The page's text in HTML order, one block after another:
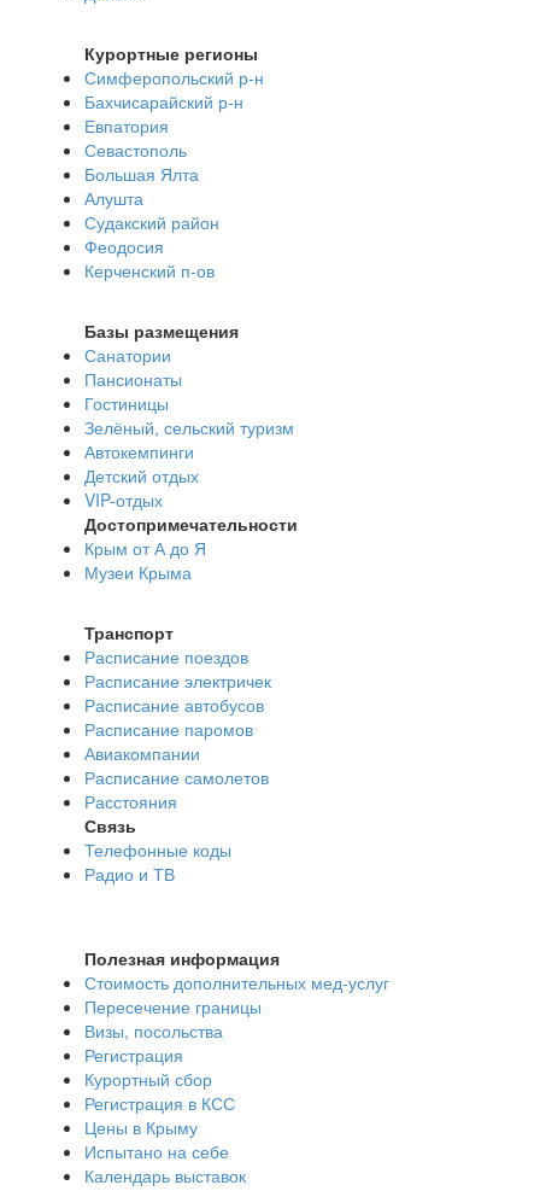
Курортные регионы
Симферопольский р-н
Бахчисарайский р-н
Евпатория
Севастополь
Большая Ялта
Алушта
Судакский район
Феодосия
Керченский п-ов
Базы размещения
Санатории
Пансионаты
Гостиницы
Зелёный, сельский туризм
Автокемпинги
Детский отдых
VIP-отдых
Достопримечательности
Крым от А до Я
Музеи Крыма
Транспорт
Расписание поездов
Расписание электричек
Расписание автобусов
Расписание паромов
Авиакомпании
Расписание самолетов
Расстояния
Связь
Телефонные коды
Радио и ТВ
Полезная информация
Стоимость дополнительных мед-услуг
Пересечение границы
Визы, посольства
Регистрация
Курортный сбор
Регистрация в КСС
Цены в Крыму
Испытано на себе
Календарь выставок